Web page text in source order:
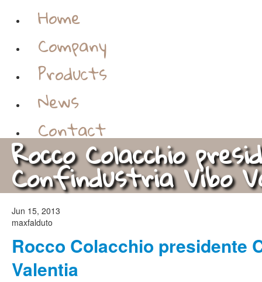
Home
Company
Products
News
Contact
Rocco Colacchio
Confindustria Vibo
Jun 15, 2013
maxfalduto
Rocco Colacchio presidente
Valentia